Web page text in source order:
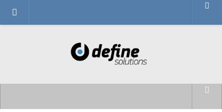
ΕΠΙΔΟΤΗΣΕΙΣ